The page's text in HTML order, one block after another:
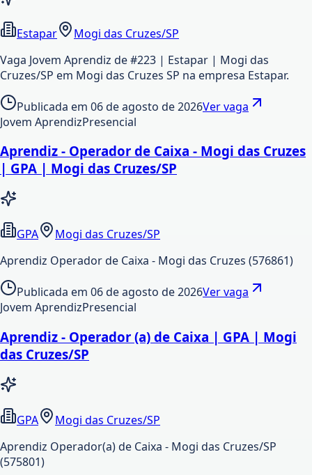
Estapar
Mogi das Cruzes/SP
Vaga Jovem Aprendiz de #223 | Estapar | Mogi das
Cruzes/SP em Mogi das Cruzes SP na empresa Estapar.
Publicada em 06 de agosto de 2026Ver vaga
Jovem AprendizPresencial
Aprendiz - Operador de Caixa - Mogi das Cruzes
| GPA | Mogi das Cruzes/SP
GPA
Mogi das Cruzes/SP
Aprendiz Operador de Caixa - Mogi das Cruzes (576861)
Publicada em 06 de agosto de 2026Ver vaga
Jovem AprendizPresencial
Aprendiz - Operador (a) de Caixa | GPA | Mogi
das Cruzes/SP
GPA
Mogi das Cruzes/SP
Aprendiz Operador(a) de Caixa - Mogi das Cruzes/SP
(575801)